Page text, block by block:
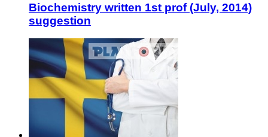
Biochemistry written 1st prof (July, 2014)
suggestion